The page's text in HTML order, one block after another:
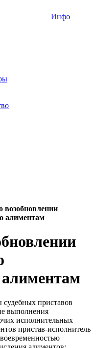
Инфо
возобновлении
алиментам
алиментам
судебных приставов
выполнения
исполнительных
пристав-исполнитель